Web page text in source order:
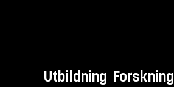
Utbildning Forskning